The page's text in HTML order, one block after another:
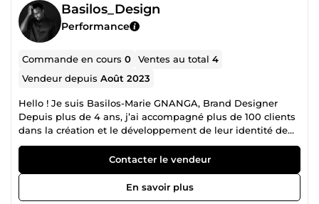
Basilos_Design
Performance
Commande en cours0 Ventes au total4
Vendeur depuisAoût 2023
Hello ! Je suis Basilos-Marie GNANGA, Brand Designer
Depuis plus de 4 ans, j’ai accompagné plus de 100 clients
dans la création et le développement de leur identité de
marque. Ensemble, nous avons construit des marques qui
ne se contentent pas d’être jolies, mais qui inspirent,
captivent et génèrent de la valeur. Si mes clients me font
confiance, ce n’est pas seulement pour mes compétences
techniques, mais aussi pour ma façon de travailler : 👉
Contacter le vendeur
En savoir plus